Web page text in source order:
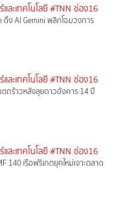
ละเทคโนโลยี #TNN ช่อง16
ดึง AI Gemini พลิกโฉมวงการ
ละเทคโนโลยี #TNN ช่อง16
กร้าวหลังลุยดาวอังคาร 14 ปี
ละเทคโนโลยี #TNN ช่อง16
140 เรือฟริเกตยุคใหม่เจาะตลาด